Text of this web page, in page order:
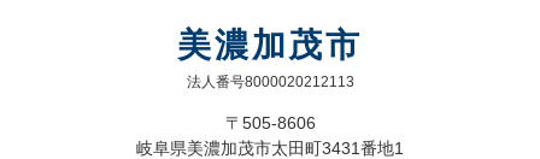
美濃加茂市
法人番号8000020212113
〒505-8606
岐阜県美濃加茂市太田町3431番地1